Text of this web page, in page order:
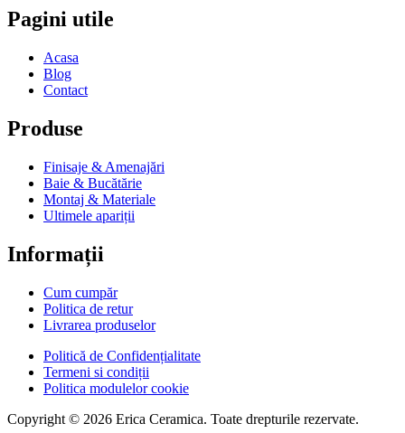
Pagini utile
Acasa
Blog
Contact
Produse
Finisaje & Amenajări
Baie & Bucătărie
Montaj & Materiale
Ultimele apariții
Informații
Cum cumpăr
Politica de retur
Livrarea produselor
Politică de Confidențialitate
Termeni si condiții
Politica modulelor cookie
Copyright © 2026 Erica Ceramica. Toate drepturile rezervate.